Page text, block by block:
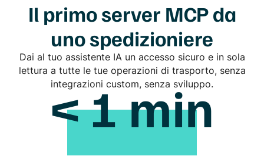
Il primo server MCP da
uno spedizioniere
Dai al tuo assistente IA un accesso sicuro e in sola
lettura a tutte le tue operazioni di trasporto, senza
integrazioni custom, senza sviluppo.
< 1 min